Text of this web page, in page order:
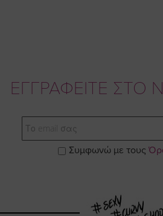
ΕΓΓΡΑΦΕΙΤΕ ΣΤΟ
Email
Συμφωνώ με τους